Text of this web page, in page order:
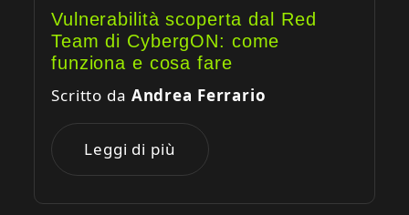
Vulnerabilità scoperta dal Red
Team di CybergON: come
funziona e cosa fare
Scritto da Andrea Ferrario
Leggi di più